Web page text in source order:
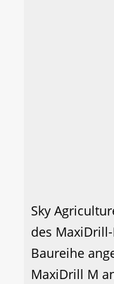
Sky
des
Baureihe
MaxiDrill M